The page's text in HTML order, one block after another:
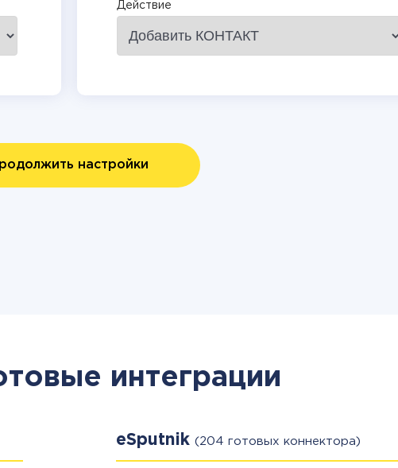
Действие
настройки
интеграции
eSputnik (204 готовых коннектора)